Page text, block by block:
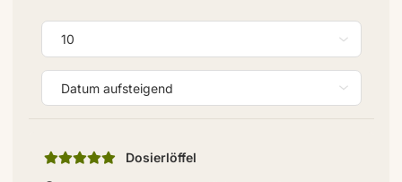
Dosierlöffel